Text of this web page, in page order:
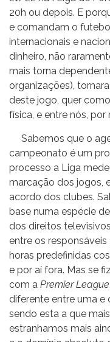
20h ou depois. E
e comandam o
internacionais e
dinheiro, não
mais torna
organizações),
deste jogo, quer
física, e entre nós,
Sabemos que o
campeonato é um
processo a Liga
marcação dos jogos,
acordo dos clubes.
base numa espécie
dos direitos
entre os
horas predefinidas
e por aí fora. Mas se
com a Premier League
diferente entre uma e
sendo esta a que
estranhamos mais